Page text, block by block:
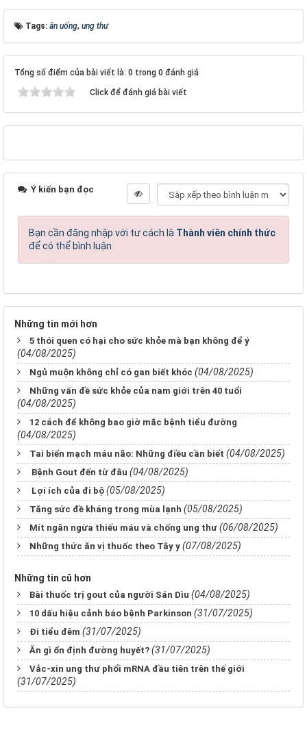
Tags: ăn uống, ung thư
Tổng số điểm của bài viết là: 0 trong 0 đánh giá
Click để đánh giá bài viết
Ý kiến bạn đọc
Bạn cần đăng nhập với tư cách là Thành viên chính thức
để có thể bình luận
Những tin mới hơn
5 thói quen có hại cho sức khỏe mà bạn không để ý
(04/08/2025)
Ngủ muộn không chỉ có gan biết khóc (04/08/2025)
Những vấn đề sức khỏe của nam giới trên 40 tuổi
(04/08/2025)
12 cách để không bao giờ mắc bệnh tiểu đường
(04/08/2025)
Tai biến mạch máu não: Những điều cần biết (04/08/2025)
Bệnh Gout đến từ đâu (04/08/2025)
Lợi ích của đi bộ (05/08/2025)
Tăng sức đề kháng trong mùa lạnh (05/08/2025)
Mít ngăn ngừa thiếu máu và chống ung thư (06/08/2025)
Những thức ăn vị thuốc theo Tây y (07/08/2025)
Những tin cũ hơn
Bài thuốc trị gout của người Sán Dìu (04/08/2025)
10 dấu hiệu cảnh báo bệnh Parkinson (31/07/2025)
Đi tiểu đêm (31/07/2025)
Ăn gì ổn định đường huyết? (31/07/2025)
Vắc-xin ung thư phổi mRNA đầu tiên trên thế giới
(31/07/2025)